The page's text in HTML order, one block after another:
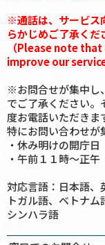
※通話は、サービス
らかじめご了承くだ
（Please note
improve our
※お問合せが集中し
でご了承ください
度お電話いただきま
特にお問い合わせが
・休み明けの開庁日
・午前１１時～正午
対応言語：日本語、
トガル語、ベトナム
シンハラ語